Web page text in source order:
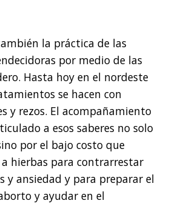
la práctica de las
por medio de las
Hasta hoy en el nordeste
se hacen con
y rezos. El acompañamiento
a esos saberes no solo
por el bajo costo que
a hierbas para contrarrestar
y ansiedad y para preparar el
y ayudar en el